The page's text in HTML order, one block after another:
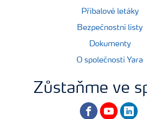
Příbalové letáky
Bezpečnostní listy
Dokumenty
O společnosti Yara
Zůstaňme ve
facebookyoutubelinkedin